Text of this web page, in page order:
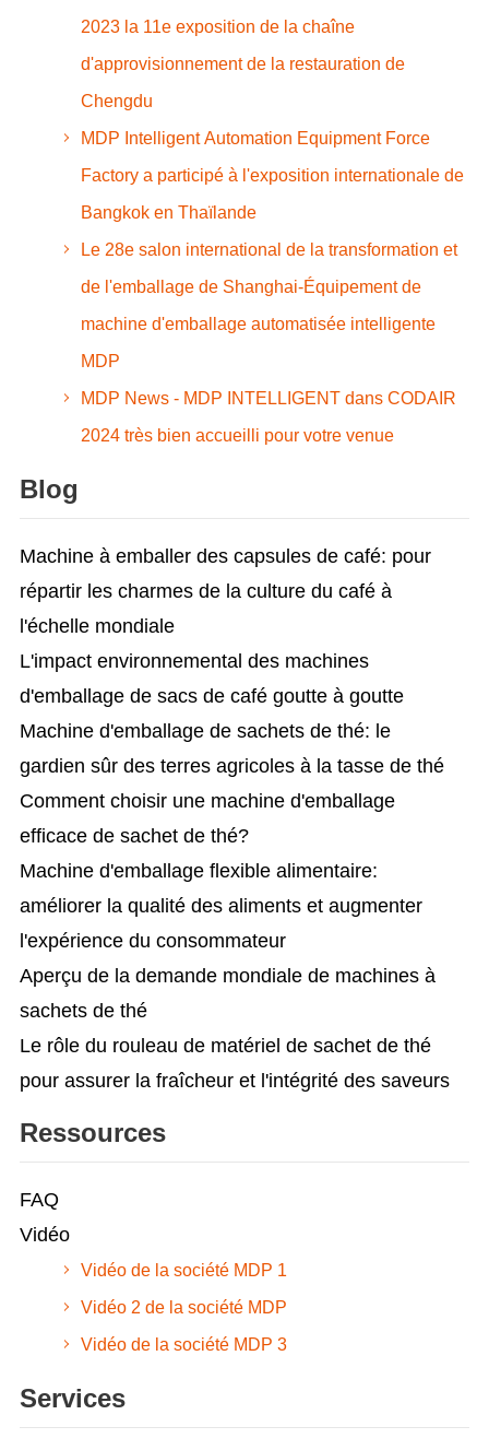
2023 la 11e exposition de la chaîne
d'approvisionnement de la restauration de
Chengdu
MDP Intelligent Automation Equipment Force
Factory a participé à l'exposition internationale de
Bangkok en Thaïlande
Le 28e salon international de la transformation et
de l'emballage de Shanghai-Équipement de
machine d'emballage automatisée intelligente
MDP
MDP News - MDP INTELLIGENT dans CODAIR
2024 très bien accueilli pour votre venue
Blog
Machine à emballer des capsules de café: pour
répartir les charmes de la culture du café à
l'échelle mondiale
L'impact environnemental des machines
d'emballage de sacs de café goutte à goutte
Machine d'emballage de sachets de thé: le
gardien sûr des terres agricoles à la tasse de thé
Comment choisir une machine d'emballage
efficace de sachet de thé?
Machine d'emballage flexible alimentaire:
améliorer la qualité des aliments et augmenter
l'expérience du consommateur
Aperçu de la demande mondiale de machines à
sachets de thé
Le rôle du rouleau de matériel de sachet de thé
pour assurer la fraîcheur et l'intégrité des saveurs
Ressources
FAQ
Vidéo
Vidéo de la société MDP 1
Vidéo 2 de la société MDP
Vidéo de la société MDP 3
Services